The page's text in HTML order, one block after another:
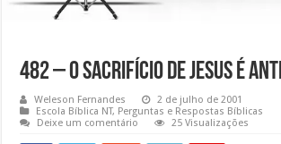
482 – O sacrifício de Jesus é
Weleson Fernandes
2 de julho de 2001
Escola Bíblica NT, Perguntas e Respostas Bíblicas
Deixe um comentário
25 Visualizações